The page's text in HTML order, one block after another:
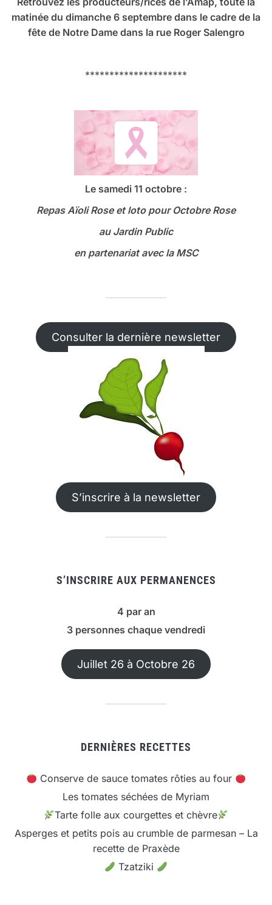
matinée du dimanche 6 septembre dans le cadre de la
fête de Notre Dame dans la rue Roger Salengro
*********************
Le samedi 11 octobre :
Repas Aïoli Rose et loto pour Octobre Rose
au Jardin Public
en partenariat avec la MSC
Consulter la dernière newsletter
S’inscrire à la newsletter
S’INSCRIRE AUX PERMANENCES
4 par an
3 personnes chaque vendredi
Juillet 26 à Octobre 26
DERNIÈRES RECETTES
Conserve de sauce tomates rôties au four
Les tomates séchées de Myriam
Tarte folle aux courgettes et chèvre
Asperges et petits pois au crumble de parmesan – La
recette de Praxède
Tzatziki